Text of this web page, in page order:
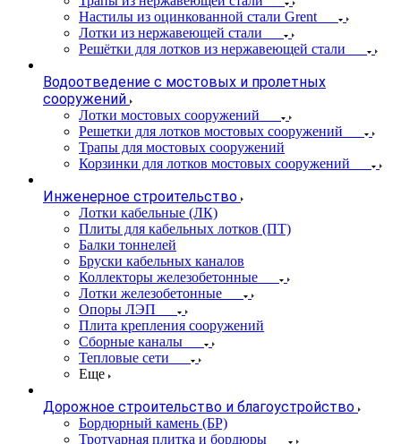
Настилы из оцинкованной стали Grent
Лотки из нержавеющей стали
Решётки для лотков из нержавеющей стали
Водоотведение с мостовых и пролетных
сооружений
Лотки мостовых сооружений
Решетки для лотков мостовых сооружений
Трапы для мостовых сооружений
Корзинки для лотков мостовых сооружений
Инженерное строительство
Лотки кабельные (ЛК)
Плиты для кабельных лотков (ПТ)
Балки тоннелей
Бруски кабельных каналов
Коллекторы железобетонные
Лотки железобетонные
Опоры ЛЭП
Плита крепления сооружений
Сборные каналы
Тепловые сети
Еще
Дорожное строительство и благоустройство
Бордюрный камень (БР)
Тротуарная плитка и бордюры